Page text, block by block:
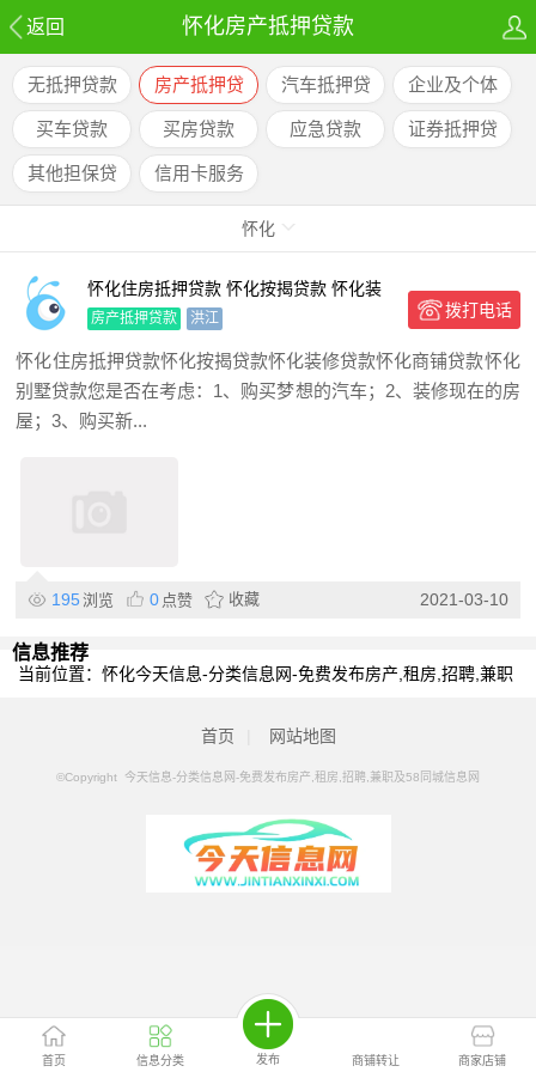
返回 怀化房产抵押贷款
首页 信息分类 发布 商铺转让 商家店铺
无抵押贷款
房产抵押贷
款
汽车抵押贷
款
企业及个体
户贷款
买车贷款 买房贷款 应急贷款
证券抵押贷
其他担保贷
款
信用卡服务
怀化
怀化住房抵押贷款 怀化按揭贷款 怀化装
修贷款 怀化商铺贷款
房产抵押贷款 洪江 拨打电话
怀化住房抵押贷款怀化按揭贷款怀化装修贷款怀化商铺贷款怀化
别墅贷款您是否在考虑：1、购买梦想的汽车；2、装修现在的房
屋；3、购买新...
195 浏览 0 点赞 收藏 2021-03-10
信息推荐
当前位置： 怀化今天信息-分类信息网-免费发布房产,租房,招聘,兼职
首页 网站地图
©Copyright 今天信息-分类信息网-免费发布房产,租房,招聘,兼职及58同城信息网